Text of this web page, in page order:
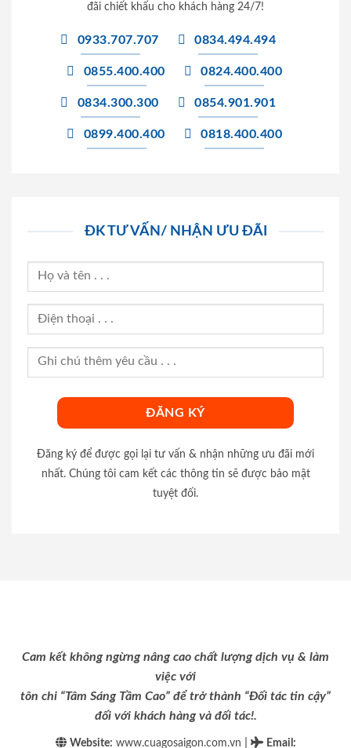
đãi chiết khấu cho khách hàng 24/7!
0933.707.707 0834.494.494
0855.400.400 0824.400.400
0834.300.300 0854.901.901
0899.400.400 0818.400.400
ĐK TƯ VẤN/ NHẬN ƯU ĐÃI
Đăng ký để được gọi lại tư vấn & nhận những ưu đãi mới
nhất. Chúng tôi cam kết các thông tin sẽ được bảo mật
tuyệt đối.
Cam kết không ngừng nâng cao chất lượng dịch vụ & làm
việc với
tôn chỉ “Tâm Sáng Tầm Cao” để trở thành “Đối tác tin cậy”
đối với khách hàng và đối tác!.
Website: www.cuagosaigon.com.vn Email :